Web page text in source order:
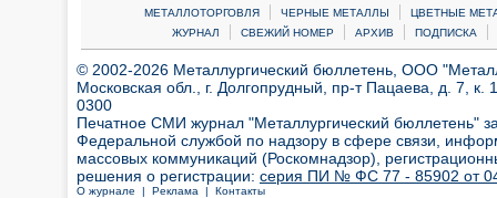
МЕТАЛЛОТОРГОВЛЯ | ЧЕРНЫЕ МЕТАЛЛЫ |
ЦВЕТНЫЕ
ЖУРНАЛ
| СВЕЖИЙ НОМЕР | АРХИВ | ПОДПИСКА |
© 2002-2026 Металлургический бюллетень, ООО
Московская обл., г. Долгопрудный, пр-т Пацаева, д. 7,
0300
Печатное СМИ журнал "Металлургический бюллетень"
Федеральной службой по надзору в сфере связи,
массовых коммуникаций (Роскомнадзор),
решения о регистрации: серия ПИ № ФС 77 - 85902 от 04
О журнале | Реклама | Контакты